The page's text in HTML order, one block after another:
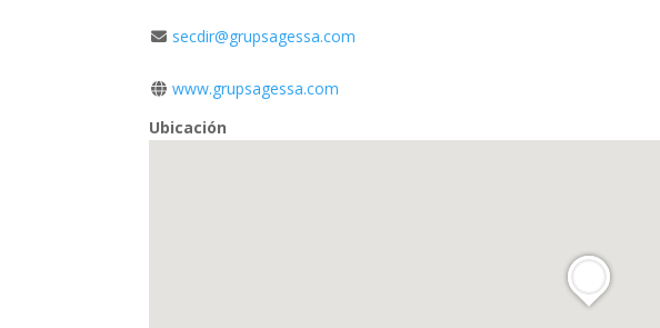
secdir@grupsagessa.com
www.grupsagessa.com
Ubicación